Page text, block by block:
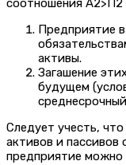
соотношения А2>П2
Предприятие
активы.
Загашение
будущем
Следует учесть,
активов и
предприятие можно